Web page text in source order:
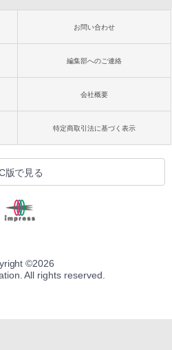
お問い合わせ
編集部へのご連絡
会社概要
特定商取引法に基づく表示
版で見る
©2026
All rights reserved.